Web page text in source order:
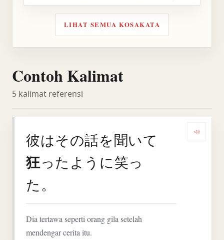
LIHAT SEMUA KOSAKATA
Contoh Kalimat
5 kalimat referensi
彼はその話を聞いて
狂ったように笑っ
た。
Dia tertawa seperti orang gila setelah
mendengar cerita itu.